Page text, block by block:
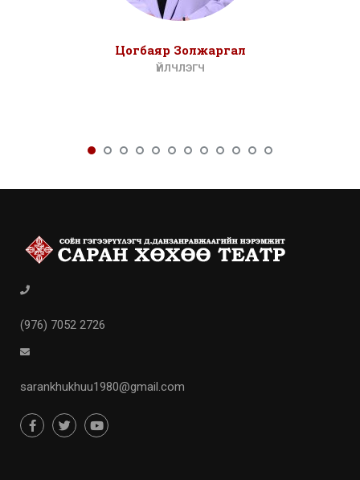
Цогбаяр Золжаргал
ҮЙЛЧЛЭГЧ
(976) 7052 2726
sarankhukhuu1980@gmail.com